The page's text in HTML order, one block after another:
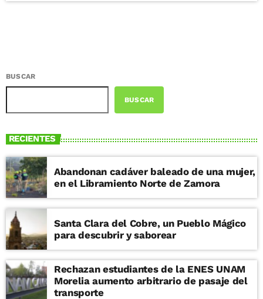
BUSCAR
BUSCAR
RECIENTES
Abandonan cadáver baleado de una mujer,
en el Libramiento Norte de Zamora
Santa Clara del Cobre, un Pueblo Mágico
para descubrir y saborear
Rechazan estudiantes de la ENES UNAM
Morelia aumento arbitrario de pasaje del
transporte